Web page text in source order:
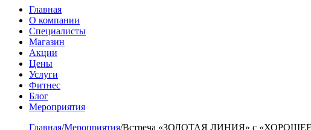
Главная
О компании
Специалисты
Магазин
Акции
Цены
Услуги
Фитнес
Блог
Мероприятия
Главная/Мероприятия/Встреча «ЗОЛОТАЯ ЛИНИЯ» с